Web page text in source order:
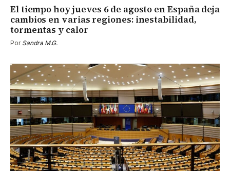
El tiempo hoy jueves 6 de agosto en España deja
cambios en varias regiones: inestabilidad,
tormentas y calor
Por Sandra M.G.